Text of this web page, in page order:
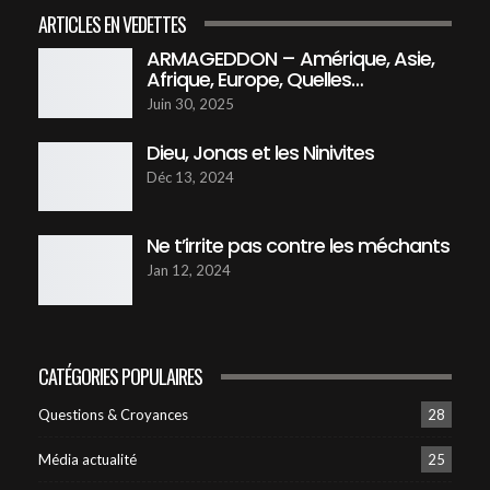
21
Dieu, Jonas et les ninivites
45:22
52:44
24
04 Bientôt un président pour la terre ?
43:55
ARTICLES EN VEDETTES
ARMAGEDDON – Amérique, Asie,
Afrique, Europe, Quelles…
Juin 30, 2025
Dieu, Jonas et les Ninivites
Déc 13, 2024
Ne t’irrite pas contre les méchants
Jan 12, 2024
CATÉGORIES POPULAIRES
Questions & Croyances 28
Média actualité 25